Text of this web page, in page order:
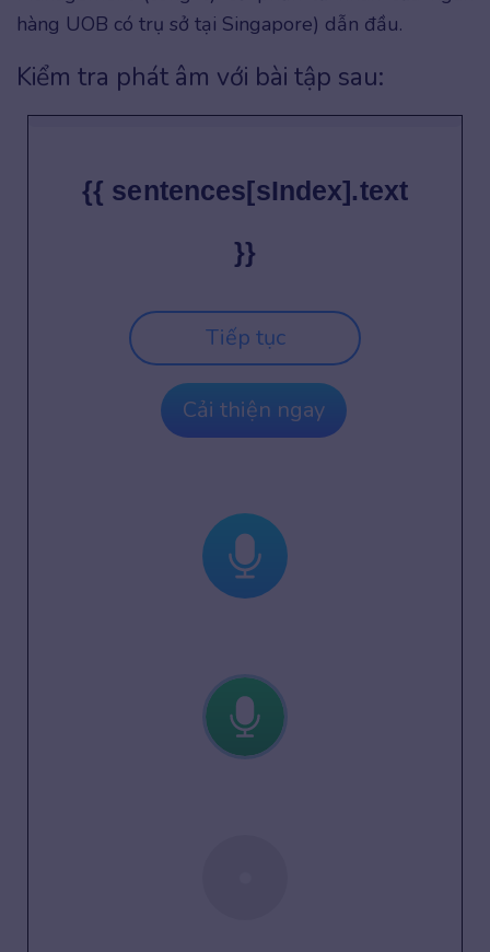
hàng UOB có trụ sở tại Singapore) dẫn đầu.
Kiểm tra phát âm với bài tập sau:
{{ sentences[sIndex].text
}}
Tiếp tục
Cải thiện ngay